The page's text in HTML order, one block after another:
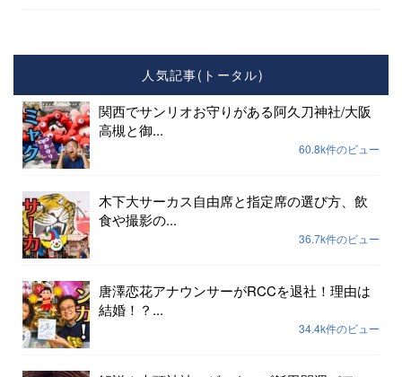
人気記事(トータル)
関西でサンリオお守りがある阿久刀神社/大阪
高槻と御...
60.8k件のビュー
木下大サーカス自由席と指定席の選び方、飲
食や撮影の...
36.7k件のビュー
唐澤恋花アナウンサーがRCCを退社！理由は
結婚！？...
34.4k件のビュー